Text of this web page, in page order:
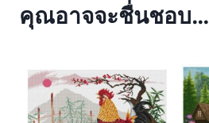
คุณอาจจะชื่นชอบ…